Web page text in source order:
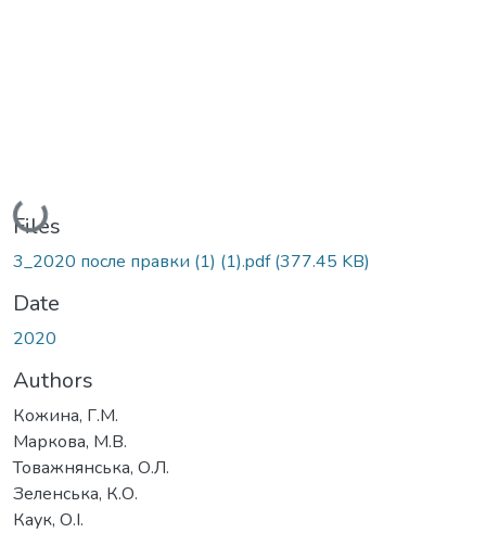
Loading...
Files
3_2020 после правки (1) (1).pdf(377.45 KB)
Date
2020
Authors
Кожина, Г.М.
Маркова, М.В.
Товажнянська, О.Л.
Зеленська, К.О.
Каук, О.І.